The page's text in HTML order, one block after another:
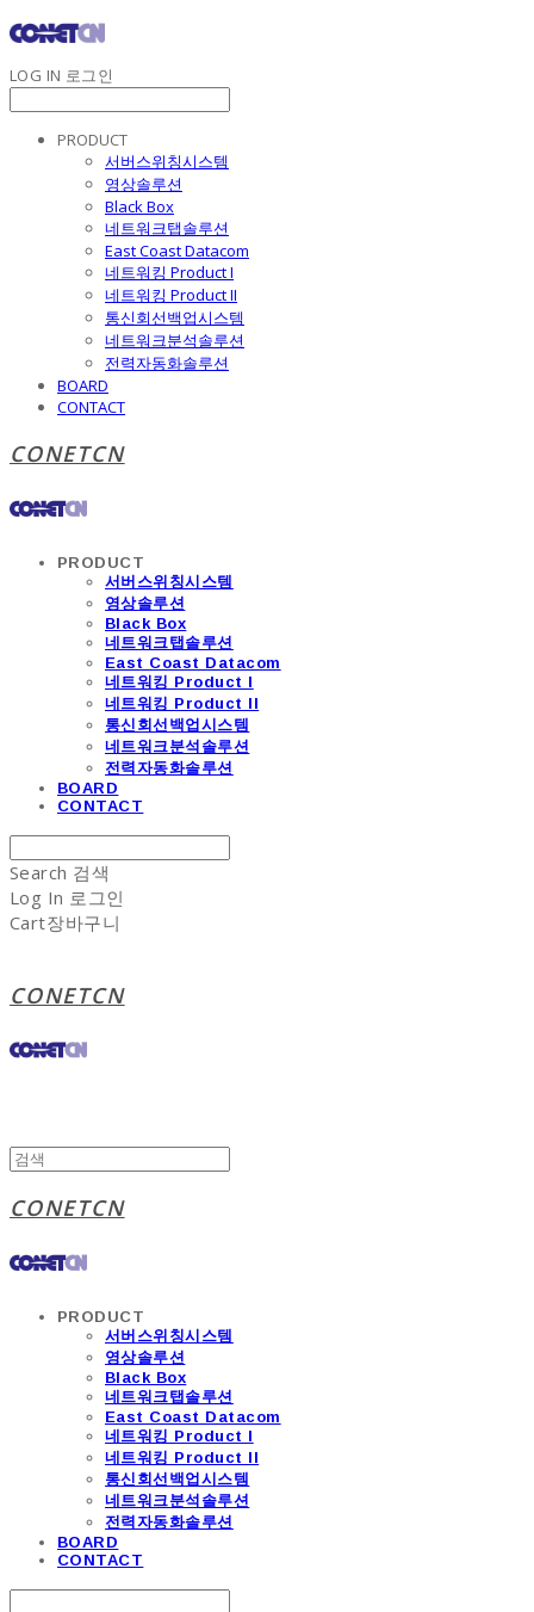
LOG IN 로그인
PRODUCT
서버스위칭시스템
영상솔루션
Black Box
네트워크탭솔루션
East Coast Datacom
네트워킹 Product I
네트워킹 Product II
통신회선백업시스템
네트워크분석솔루션
전력자동화솔루션
BOARD
CONTACT
CONETCN
PRODUCT
서버스위칭시스템
영상솔루션
Black Box
네트워크탭솔루션
East Coast Datacom
네트워킹 Product I
네트워킹 Product II
통신회선백업시스템
네트워크분석솔루션
전력자동화솔루션
BOARD
CONTACT
Search 검색
Log In 로그인
Cart장바구니
CONETCN
CONETCN
PRODUCT
서버스위칭시스템
영상솔루션
Black Box
네트워크탭솔루션
East Coast Datacom
네트워킹 Product I
네트워킹 Product II
통신회선백업시스템
네트워크분석솔루션
전력자동화솔루션
BOARD
CONTACT